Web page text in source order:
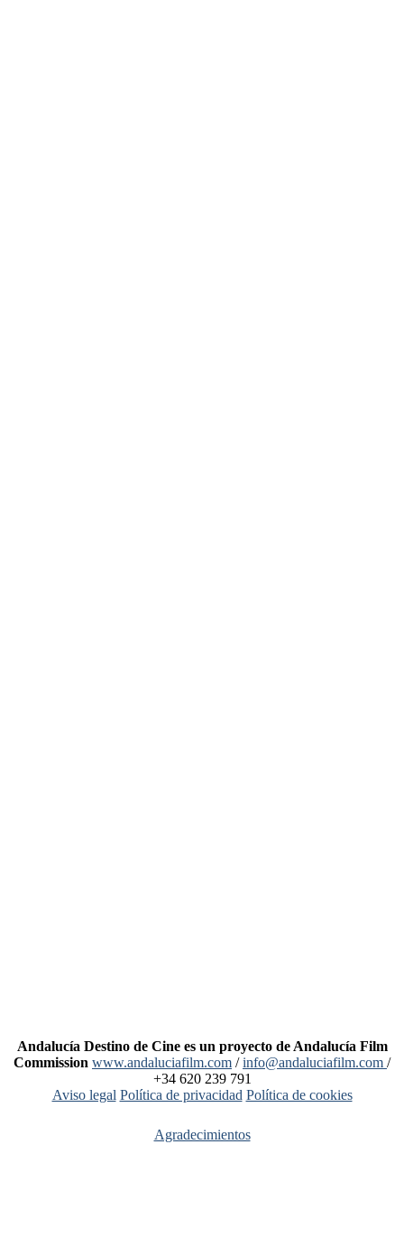
Andalucía Destino de Cine es un proyecto de Andalucía Film
Commission www.andaluciafilm.com /info@andaluciafilm.com /
+34 620 239 791
Aviso legal Política de privacidad Política de cookies
Agradecimientos